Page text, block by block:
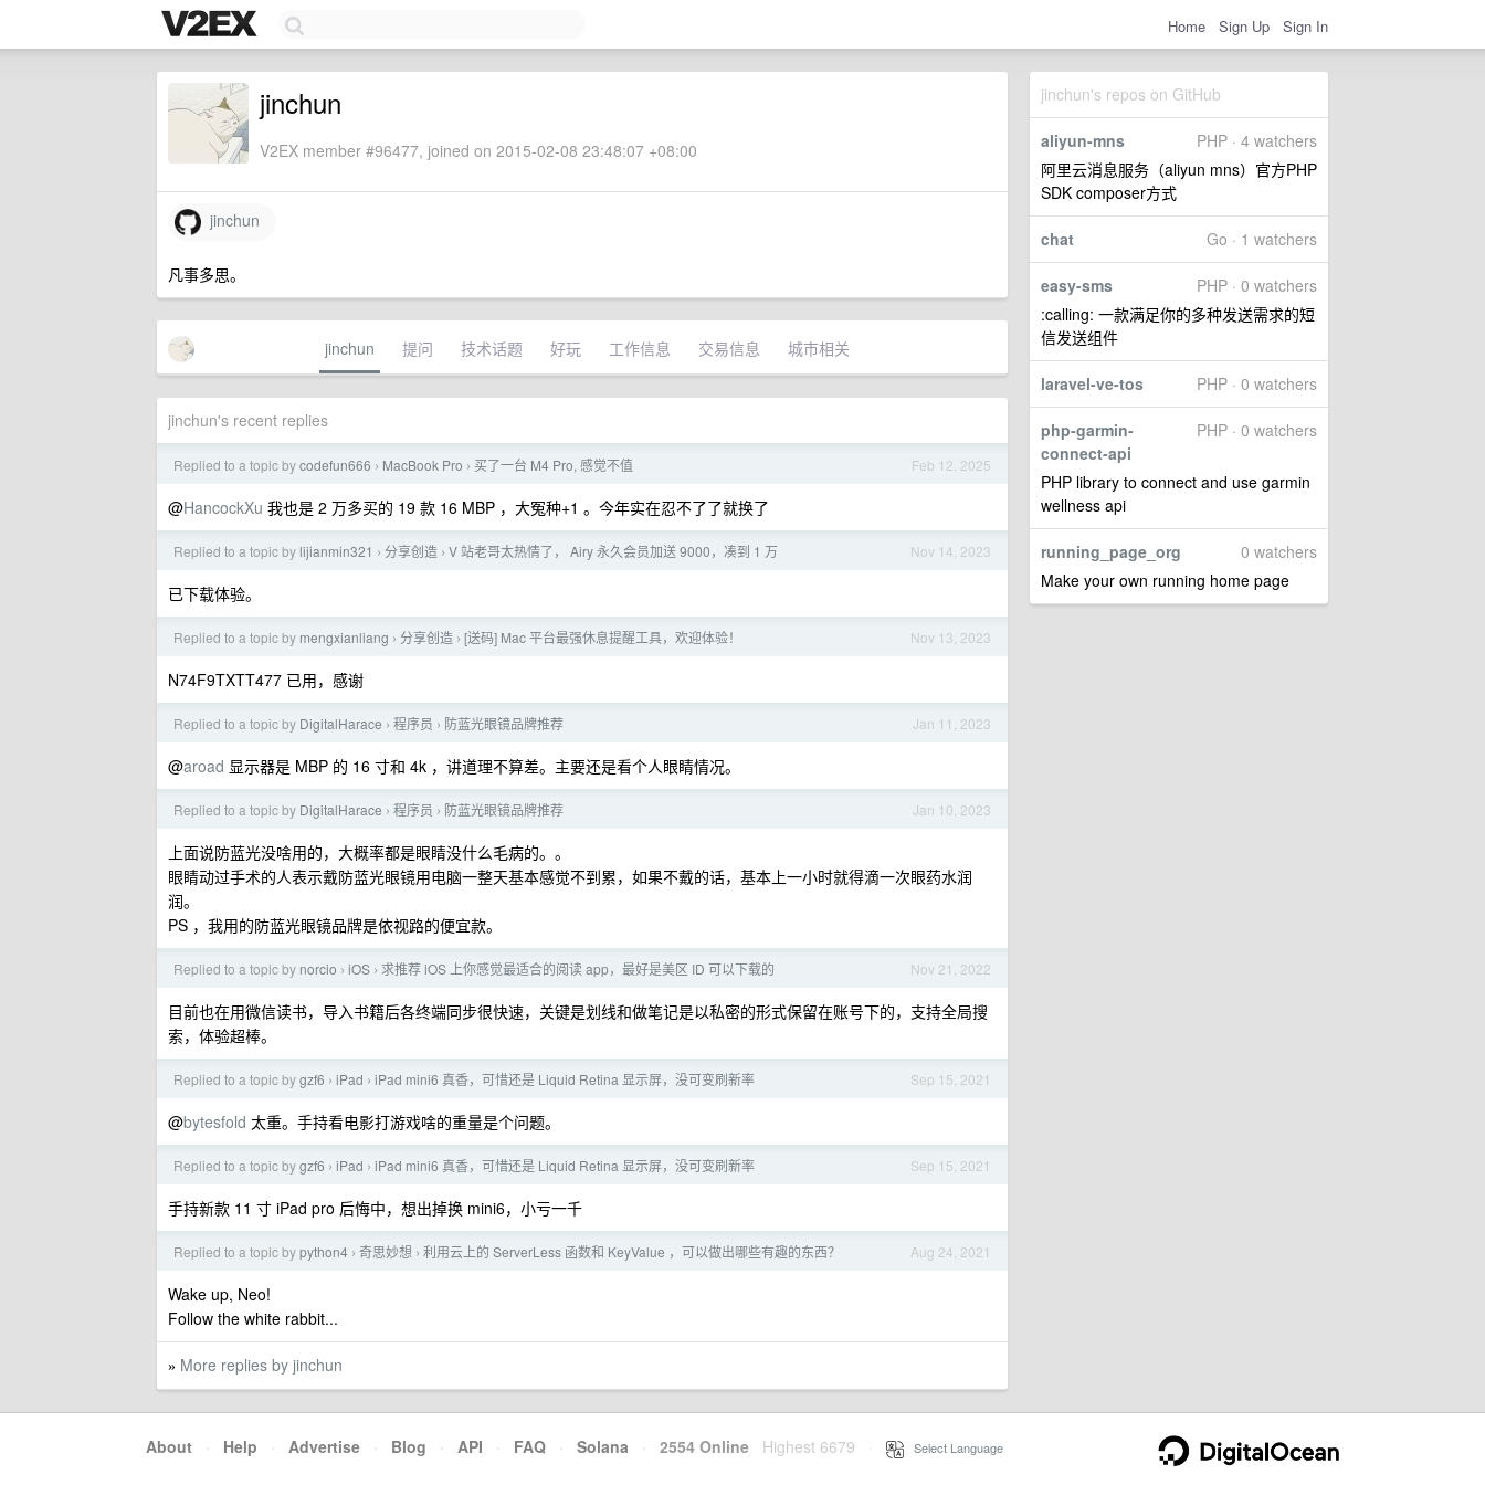
Home Sign Up Sign In
jinchun's repos on GitHub
PHP · 4 watchers
aliyun-mns
阿里云消息服务（aliyun mns）官方PHP
SDK composer方式
Go · 1 watchers
chat
PHP · 0 watchers
easy-sms
:calling: 一款满足你的多种发送需求的短
信发送组件
PHP · 0 watchers
laravel-ve-tos
PHP · 0 watchers
php-garmin-
connect-api
PHP library to connect and use garmin
wellness api
0 watchers
running_page_org
Make your own running home page
jinchun
V2EX member #96477, joined on 2015-02-08 23:48:07 +08:00
jinchun
凡事多思。
jinchun 提问 技术话题 好玩 工作信息 交易信息 城市相关
jinchun's recent replies
Feb 12, 2025
Replied to a topic bycodefun666 › MacBook Pro › 买了一台 M4 Pro, 感觉不值
@HancockXu 我也是 2 万多买的 19 款 16 MBP ，大冤种+1 。今年实在忍不了了就换了
Nov 14, 2023
Replied to a topic by lijianmin321 › 分享创造 › V 站老哥太热情了， Airy 永久会员加送 9000，凑到 1 万
已下载体验。
Nov 13, 2023
Replied to a topic by mengxianliang › 分享创造 › [送码] Mac 平台最强休息提醒工具，欢迎体验！
N74F9TXTT477 已用，感谢
Jan 11, 2023
Replied to a topic by DigitalHarace › 程序员 › 防蓝光眼镜品牌推荐
@aroad 显示器是 MBP 的 16 寸和 4k ，讲道理不算差。主要还是看个人眼睛情况。
Jan 10, 2023
Replied to a topic by DigitalHarace › 程序员 › 防蓝光眼镜品牌推荐
上面说防蓝光没啥用的，大概率都是眼睛没什么毛病的。。
眼睛动过手术的人表示戴防蓝光眼镜用电脑一整天基本感觉不到累，如果不戴的话，基本上一小时就得滴一次眼药水润
润。
PS ，我用的防蓝光眼镜品牌是依视路的便宜款。
Nov 21, 2022
Replied to a topic by norcio › iOS › 求推荐 iOS 上你感觉最适合的阅读 app，最好是美区 ID 可以下载的
目前也在用微信读书，导入书籍后各终端同步很快速，关键是划线和做笔记是以私密的形式保留在账号下的，支持全局搜
索，体验超棒。
Sep 15, 2021
Replied to a topic bygzf6 › iPad › iPad mini6 真香，可惜还是 Liquid Retina 显示屏，没可变刷新率
@bytesfold 太重。手持看电影打游戏啥的重量是个问题。
Sep 15, 2021
Replied to a topic bygzf6 › iPad › iPad mini6 真香，可惜还是 Liquid Retina 显示屏，没可变刷新率
手持新款 11 寸 iPad pro 后悔中，想出掉换 mini6，小亏一千
Aug 24, 2021
Replied to a topic bypython4 › 奇思妙想 › 利用云上的 ServerLess 函数和 KeyValue ，可以做出哪些有趣的东西？
Wake up, Neo!
Follow the white rabbit...
» More replies by jinchun
About · Help · Advertise · Blog · API · FAQ · Solana · 2554 Online Highest 6679 Select Language